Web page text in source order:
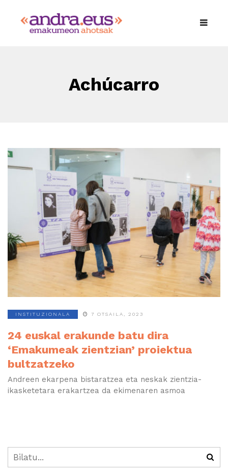
Achúcarro
INSTITUZIONALA 7 OTSAILA, 2023
24 euskal erakunde batu dira
‘Emakumeak zientzian’ proiektua
bultzatzeko
Andreen ekarpena bistaratzea eta neskak zientzia-
ikasketetara erakartzea da ekimenaren asmoa